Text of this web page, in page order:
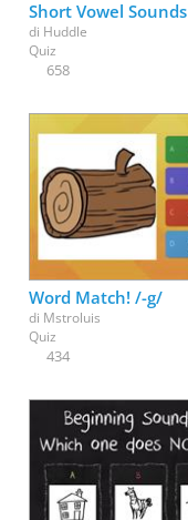
Short Vowel Sounds
di Huddle
Quiz
658
Word Match! /-g/
di Mstroluis
Quiz
434